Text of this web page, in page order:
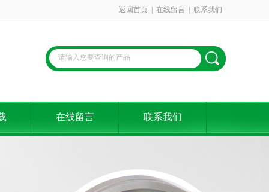
返回首页 在线留言 联系我们
在线留言 联系我们